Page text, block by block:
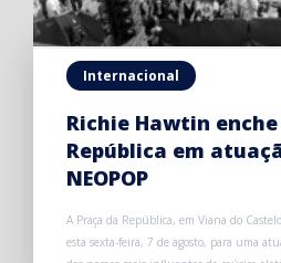
Internacional
Richie Hawtin
República em
NEOPOP
A Praça da República, em Viana do
esta sexta-feira, 7 de agosto, para uma